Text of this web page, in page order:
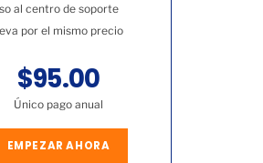
al centro de soporte
por el mismo precio
$95.00
Único pago anual
EMPEZAR AHORA